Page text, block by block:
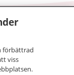
och vård
om
kontakta.
förbättrad
viss